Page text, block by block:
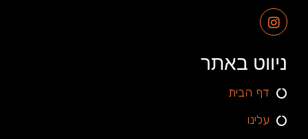
ניווט באתר
דף הבית
עלינו